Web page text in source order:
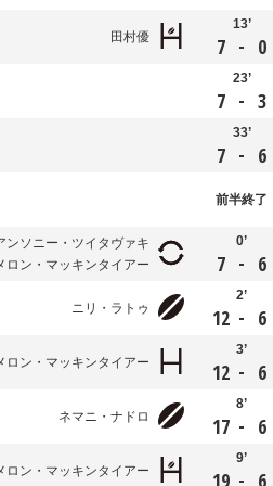
田村優
13’
7 - 0
23’
7 - 3
33’
7 - 6
前半終了
ンソニー・ツイタヴァキ
ロン・マッキンタイアー
0’
7 - 6
ニリ・ラトゥ
2’
12 - 6
ロン・マッキンタイアー
3’
12 - 6
ネマニ・ナドロ
8’
17 - 6
ロン・マッキンタイアー
9’
19 - 6